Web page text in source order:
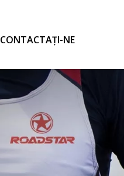
CONTACTAŢI-NE